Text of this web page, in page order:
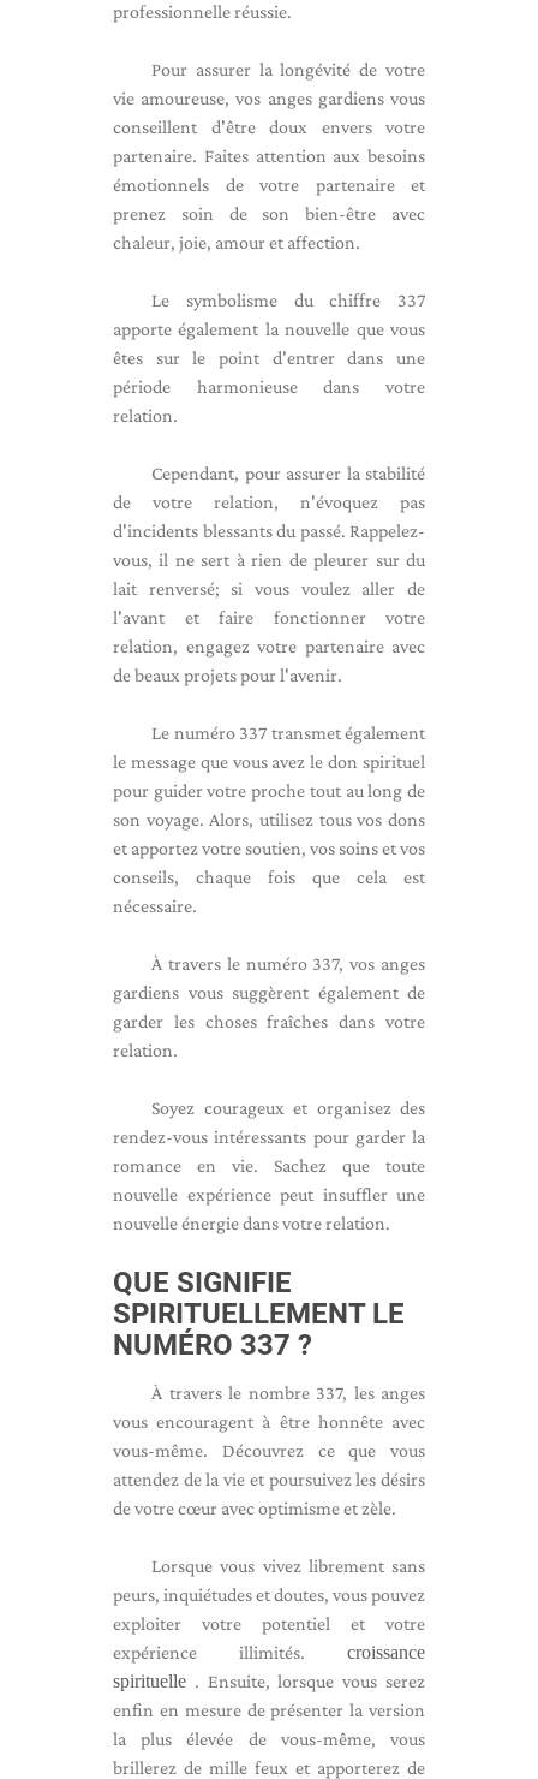
professionnelle réussie.
Pour assurer la longévité de votre
vie amoureuse, vos anges gardiens vous
conseillent d'être doux envers votre
partenaire. Faites attention aux besoins
émotionnels de votre partenaire et
prenez soin de son bien-être avec
chaleur, joie, amour et affection.
Le symbolisme du chiffre 337
apporte également la nouvelle que vous
êtes sur le point d'entrer dans une
période harmonieuse dans votre
relation.
Cependant, pour assurer la stabilité
de votre relation, n'évoquez pas
d'incidents blessants du passé. Rappelez-
vous, il ne sert à rien de pleurer sur du
lait renversé; si vous voulez aller de
l'avant et faire fonctionner votre
relation, engagez votre partenaire avec
de beaux projets pour l'avenir.
Le numéro 337 transmet également
le message que vous avez le don spirituel
pour guider votre proche tout au long de
son voyage. Alors, utilisez tous vos dons
et apportez votre soutien, vos soins et vos
conseils, chaque fois que cela est
nécessaire.
À travers le numéro 337, vos anges
gardiens vous suggèrent également de
garder les choses fraîches dans votre
relation.
Soyez courageux et organisez des
rendez-vous intéressants pour garder la
romance en vie. Sachez que toute
nouvelle expérience peut insuffler une
nouvelle énergie dans votre relation.
QUE SIGNIFIE
SPIRITUELLEMENT LE
NUMÉRO 337 ?
À travers le nombre 337, les anges
vous encouragent à être honnête avec
vous-même. Découvrez ce que vous
attendez de la vie et poursuivez les désirs
de votre cœur avec optimisme et zèle.
Lorsque vous vivez librement sans
peurs, inquiétudes et doutes, vous pouvez
exploiter votre potentiel et votre
expérience illimités. croissance
spirituelle . Ensuite, lorsque vous serez
enfin en mesure de présenter la version
la plus élevée de vous-même, vous
brillerez de mille feux et apporterez de